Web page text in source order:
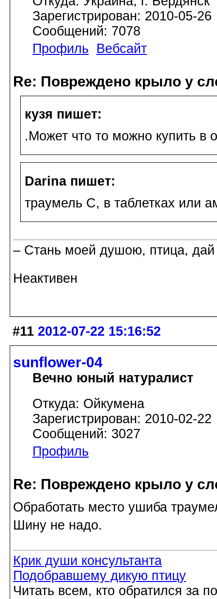
Зарегистрирован: 2010-05-26
Сообщений: 7078
Профиль
Вебсайт
Re: Повреждено крыло у
кузя пишет:
.Может что то можно купить в
Darina пишет:
траумель С, в таблетках или
– Стань моей душою, птица,
Неактивен
#11 2012-07-22 15:16:52
sunflower-04
Вечно юный натуралист
Откуда: Ойкумена
Зарегистрирован: 2010-02-22
Сообщений: 3027
Профиль
Re: Повреждено крыло у
Обработать место ушиба
Шину не надо.
Крик души консультанта
Подобравшему дикую птицу
Читать всем, кто обратился за